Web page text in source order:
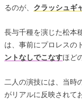
るのが、 クラッシュギ
長与千種を演じた松本
は、事前にプロレスの
ントなしでこなすほど
二人の演技には、当時
がリアルに反映されて